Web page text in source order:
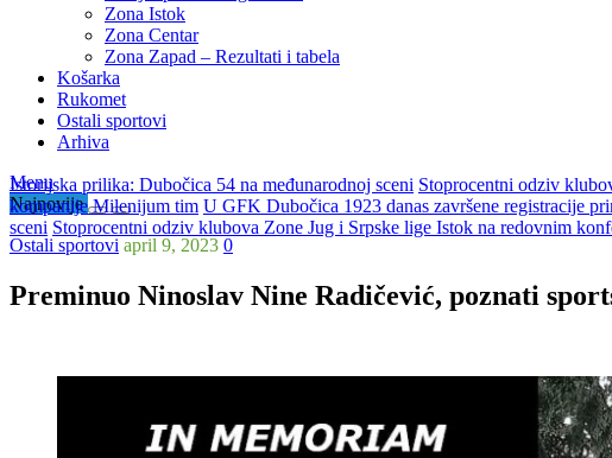
Zona Istok
Zona Centar
Zona Zapad – Rezultati i tabela
Košarka
Rukomet
Ostali sportovi
Arhiva
Menu
Najnovije
Istorijska prilika: Dubočica 54 na međunarodnoj sceni Stoprocentni odziv
kompanije Milenijum tim U GFK Dubočica 1923 danas završene registracije
sceni Stoprocentni odziv klubova Zone Jug i Srpske lige Istok na redovnim
Ostali sportovi april 9, 2023 0
Preminuo Ninoslav Nine Radičević, poznati